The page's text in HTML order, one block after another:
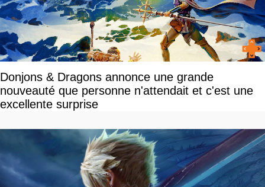
Donjons & Dragons annonce une grande
nouveauté que personne n'attendait et c'est une
excellente surprise